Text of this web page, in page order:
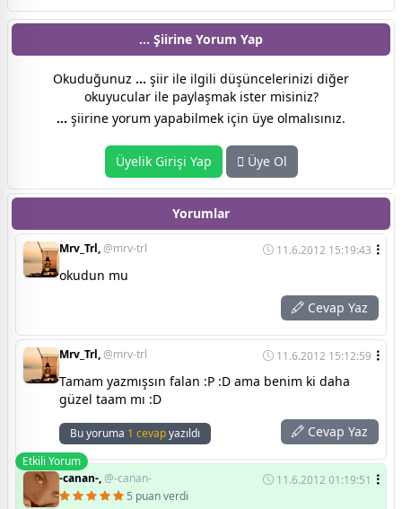
... Şiirine Yorum Yap
Okuduğunuz ... şiir ile ilgili düşüncelerinizi diğer
okuyucular ile paylaşmak ister misiniz?
... şiirine yorum yapabilmek için üye olmalısınız.
Üyelik Girişi Yap Üye Ol
Yorumlar
Mrv_Trl,@mrv-trl 11.6.2012 15:19:43
okudun mu
Cevap Yaz
Mrv_Trl,@mrv-trl 11.6.2012 15:12:59
Tamam yazmışsın falan :P :D ama benim ki daha
güzel taam mı :D
Bu yoruma 1 cevapyazıldı Cevap Yaz
Etkili Yorum
-canan-,@-canan-
11.6.2012 01:19:51
5 puan verdi